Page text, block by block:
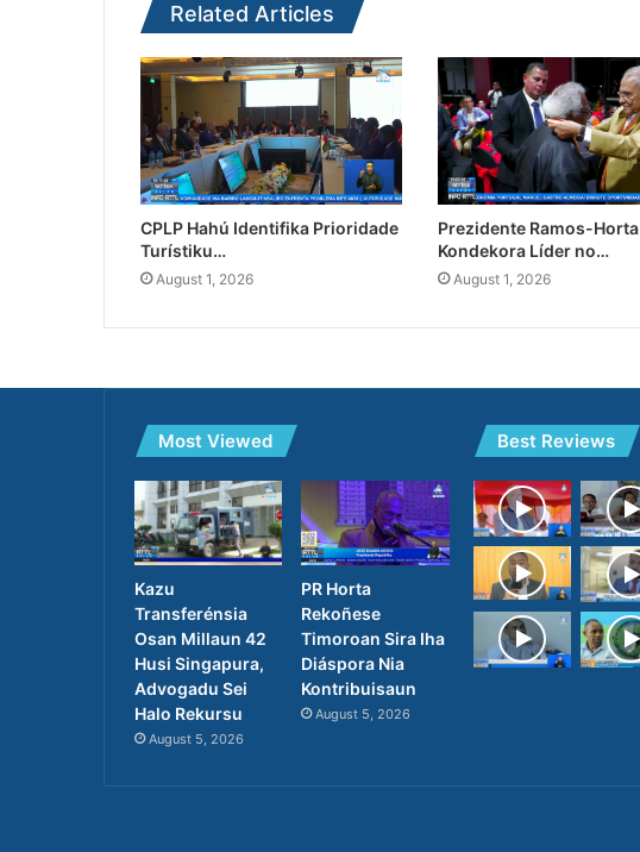
Related Articles
CPLP Hahú Identifika Prioridade
Turístiku…
August 1, 2026
Prezidente Ramos-Horta
Kondekora Líder no…
August 1, 2026
Most Viewed
Kazu
Transferénsia
Osan Millaun 42
Husi Singapura,
Advogadu Sei
Halo Rekursu
August 5, 2026
PR Horta
Rekoñese
Timoroan Sira Iha
Diáspora Nia
Kontribuisaun
August 5, 2026
Best Reviews